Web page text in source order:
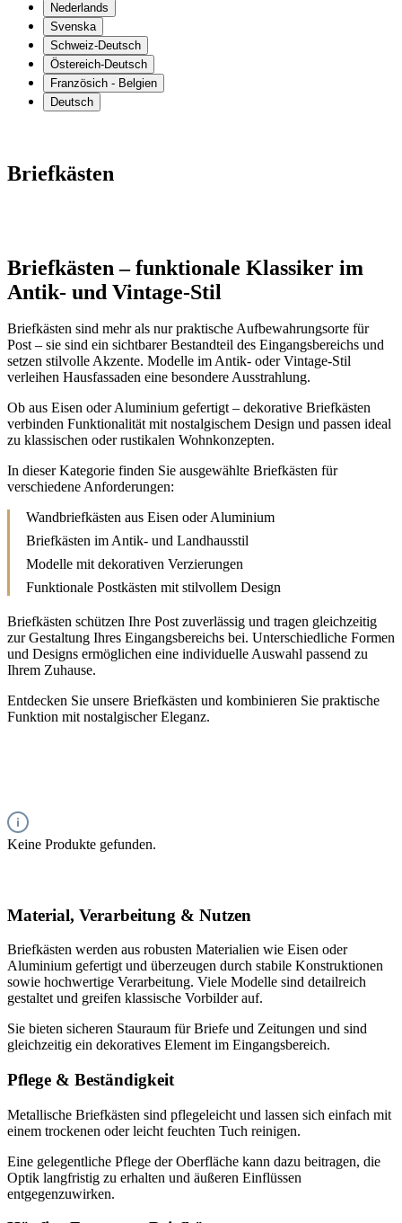
Nederlands
Svenska
Schweiz-Deutsch
Östereich-Deutsch
Französich - Belgien
Deutsch
Briefkästen
Briefkästen – funktionale Klassiker im
Antik- und Vintage-Stil
Briefkästen sind mehr als nur praktische Aufbewahrungsorte für
Post – sie sind ein sichtbarer Bestandteil des Eingangsbereichs und
setzen stilvolle Akzente. Modelle im Antik- oder Vintage-Stil
verleihen Hausfassaden eine besondere Ausstrahlung.
Ob aus Eisen oder Aluminium gefertigt – dekorative Briefkästen
verbinden Funktionalität mit nostalgischem Design und passen ideal
zu klassischen oder rustikalen Wohnkonzepten.
In dieser Kategorie finden Sie ausgewählte Briefkästen für
verschiedene Anforderungen:
Wandbriefkästen aus Eisen oder Aluminium
Briefkästen im Antik- und Landhausstil
Modelle mit dekorativen Verzierungen
Funktionale Postkästen mit stilvollem Design
Briefkästen schützen Ihre Post zuverlässig und tragen gleichzeitig
zur Gestaltung Ihres Eingangsbereichs bei. Unterschiedliche Formen
und Designs ermöglichen eine individuelle Auswahl passend zu
Ihrem Zuhause.
Entdecken Sie unsere Briefkästen und kombinieren Sie praktische
Funktion mit nostalgischer Eleganz.
Keine Produkte gefunden.
Material, Verarbeitung & Nutzen
Briefkästen werden aus robusten Materialien wie Eisen oder
Aluminium gefertigt und überzeugen durch stabile Konstruktionen
sowie hochwertige Verarbeitung. Viele Modelle sind detailreich
gestaltet und greifen klassische Vorbilder auf.
Sie bieten sicheren Stauraum für Briefe und Zeitungen und sind
gleichzeitig ein dekoratives Element im Eingangsbereich.
Pflege & Beständigkeit
Metallische Briefkästen sind pflegeleicht und lassen sich einfach mit
einem trockenen oder leicht feuchten Tuch reinigen.
Eine gelegentliche Pflege der Oberfläche kann dazu beitragen, die
Optik langfristig zu erhalten und äußeren Einflüssen
entgegenzuwirken.